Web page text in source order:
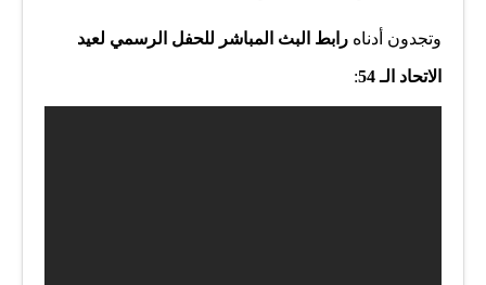
وتجدون أدناه رابط البث المباشر للحفل الرسمي لعيد
الاتحاد الـ 54 :